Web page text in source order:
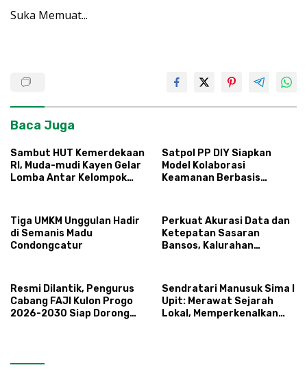
Suka Memuat...
Baca Juga
Sambut HUT Kemerdekaan
RI, Muda-mudi Kayen Gelar
Lomba Antar Kelompok
Satpol PP DIY Siapkan
Model Kolaborasi
Keamanan Berbasis
Tiga UMKM Unggulan Hadir
di Semanis Madu
Condongcatur
Perkuat Akurasi Data dan
Ketepatan Sasaran
Bansos, Kalurahan
Perlinsos
Resmi Dilantik, Pengurus
Cabang FAJI Kulon Progo
2026-2030 Siap Dorong
Sendratari Manusuk Sima I
Upit: Merawat Sejarah
Lokal, Memperkenalkan